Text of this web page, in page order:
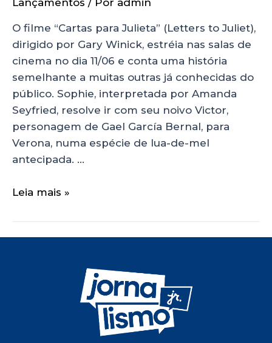
O filme “Cartas para Julieta” (Letters to Juliet),
dirigido por Gary Winick, estréia nas salas de
cinema no dia 11/06 e conta uma história
semelhante a muitas outras já conhecidas do
público. Sophie, interpretada por Amanda
Seyfried, resolve ir com seu noivo Victor,
personagem de Gael García Bernal, para
Verona, numa espécie de lua-de-mel
antecipada. …
Leia mais »